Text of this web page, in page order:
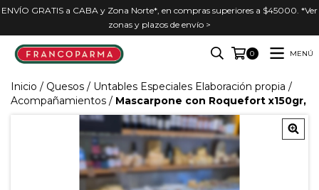
ENVÍO GRATIS a CABA y Zona Norte*, en compras superiores a $45000. *Ver
zonas y plazos de envío >
0 MENÚ
Inicio / Quesos / Untables Especiales Elaboración propia /
Acompañamientos / Mascarpone con Roquefort x150gr,